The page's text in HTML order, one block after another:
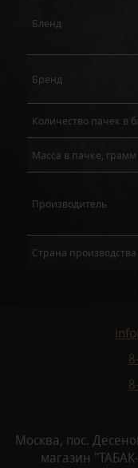
Бленд
Бренд
Количество пачек в
Масса в пачке, грамм
Производитель
Страна производства
Москва, пос.
магазин